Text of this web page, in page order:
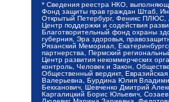
* Сведения реестра НКО,
Фонд защиты прав граждан Штаб,
Открытый Петербург, Феникс ПЛЮС,
Центр поддержки и содействия
Благотворительный фонд охраны
губерния, Эра здоровья,
Рязанский Мемориал,
партнерства, Пермский
Центр развития некоммерческих
контроль, Человек и Закон,
Общественный вердикт,
Валерьевна, Бурдина Юлия
Бекханович, Шевченко Дмитрий
Каргалицкий Борис Юльевич,